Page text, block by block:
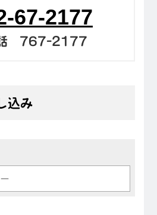
67-2177
話 767-2177
込み